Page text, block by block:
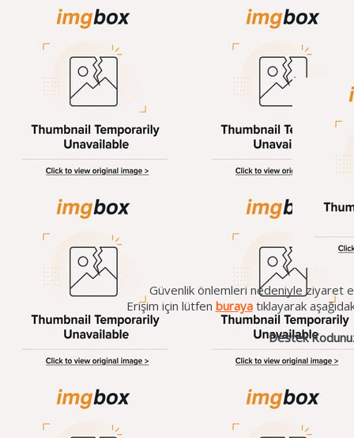
Güvenlik önlemleri nedeniyle ziyaret
Erişim için lütfen burayatıklayarak
Destek